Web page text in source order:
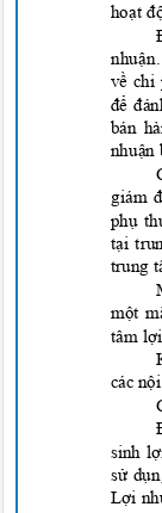
hoạt
nhuận.
về chi
để
bán
nhuận
giám
phụ
tại
trung
một
tâm
các
sinh
sử
Lợi